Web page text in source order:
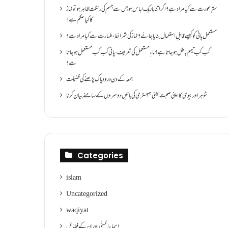
سترِ عورت سے کیا مراد ہے؟اگر اتنا باریک لباس ہو جس سے جسم کی رنگت ظاہر ہو تو نماز
کا کیا حکم ہے؟
مستعمل پانی کو کیسے قابلِ استعمال بنایا جائے؟ نماز کی شرائط ،طہارت سے کیا مراد ہے؟
کب کب تیمم باطل ہو جاتا ہے؟ ماءِ مستعمل کی تعریف ،پانی کب کب مستعمل ہو جاتا
ہے؟
جمعہ کے دن درود پاک پڑھنے کی فضیلت
شوہر اور بیوی کا اپنی صحبت یعنی ہمبستری کی باتیں دوسروں کے سامنے بیان کرنا
Categories
islam
Uncategorized
waqiyat